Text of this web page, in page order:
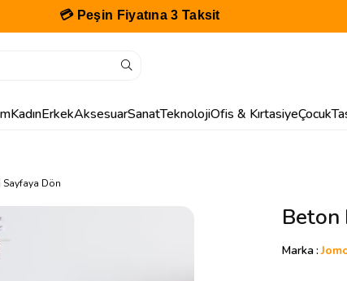
💳 Peşin Fiyatına 3 Taksit
KadınErkekAksesuarSanatTeknolojiOfis & KırtasiyeÇocuk
Sayfaya Dön
Beton
Marka: